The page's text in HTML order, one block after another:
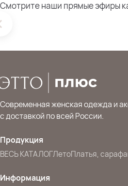
Смотрите наши прямые эфиры
Современная женская одежда и
с доставкой по всей России.
Продукция
ВЕСЬ КАТАЛОГЛетоПлатья,
Информация